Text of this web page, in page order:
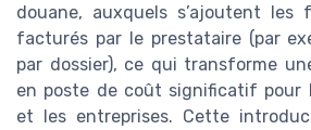
douane, auxquels s’ajoutent
facturés par le prestataire (par
par dossier), ce qui transforme
en poste de coût significatif pour
et les entreprises. Cette